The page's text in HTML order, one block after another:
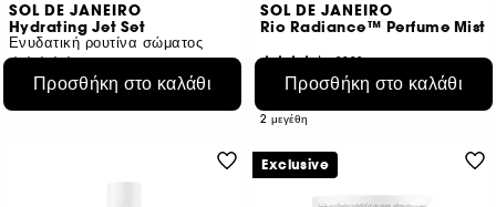
SOL DE JANEIRO
Hydrating Jet Set
Ενυδατική ρουτίνα σώματος
26
€ 33,00
Προσθήκη στο καλάθι
SOL DE JANEIRO
Rio Radiance™ Perfume Mist
2092
€ 25,95
2 μεγέθη
Προσθήκη στο καλάθι
Exclusive